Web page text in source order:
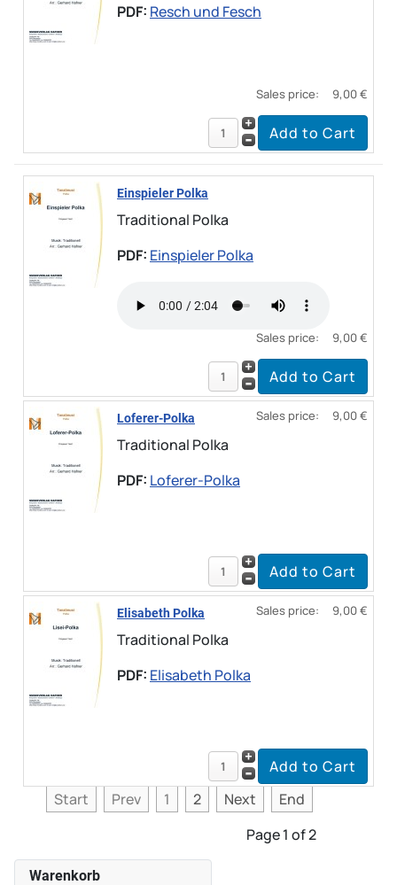
PDF: Resch und Fesch
Sales price: 9,00 €
Einspieler Polka
Traditional Polka
PDF: Einspieler Polka
Sales price: 9,00 €
Loferer-Polka
Traditional Polka
PDF: Loferer-Polka
Sales price: 9,00 €
Elisabeth Polka
Traditional Polka
PDF: Elisabeth Polka
Sales price: 9,00 €
Start Prev 1 2 Next
End
Page 1 of 2
Warenkorb